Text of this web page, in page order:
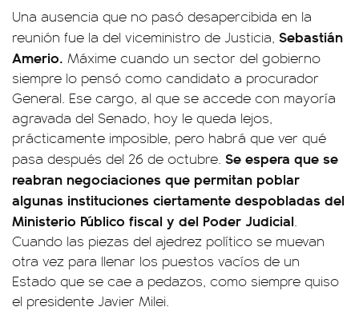
Una ausencia que no pasó desapercibida en la
reunión fue la del viceministro de Justicia, Sebastián
Amerio. Máxime cuando un sector del gobierno
siempre lo pensó como candidato a procurador
General. Ese cargo, al que se accede con mayoría
agravada del Senado, hoy le queda lejos,
prácticamente imposible, pero habrá que ver qué
pasa después del 26 de octubre. Se espera que se
reabran negociaciones que permitan poblar
algunas instituciones ciertamente despobladas del
Ministerio Público fiscal y del Poder Judicial.
Cuando las piezas del ajedrez político se muevan
otra vez para llenar los puestos vacíos de un
Estado que se cae a pedazos, como siempre quiso
el presidente Javier Milei.